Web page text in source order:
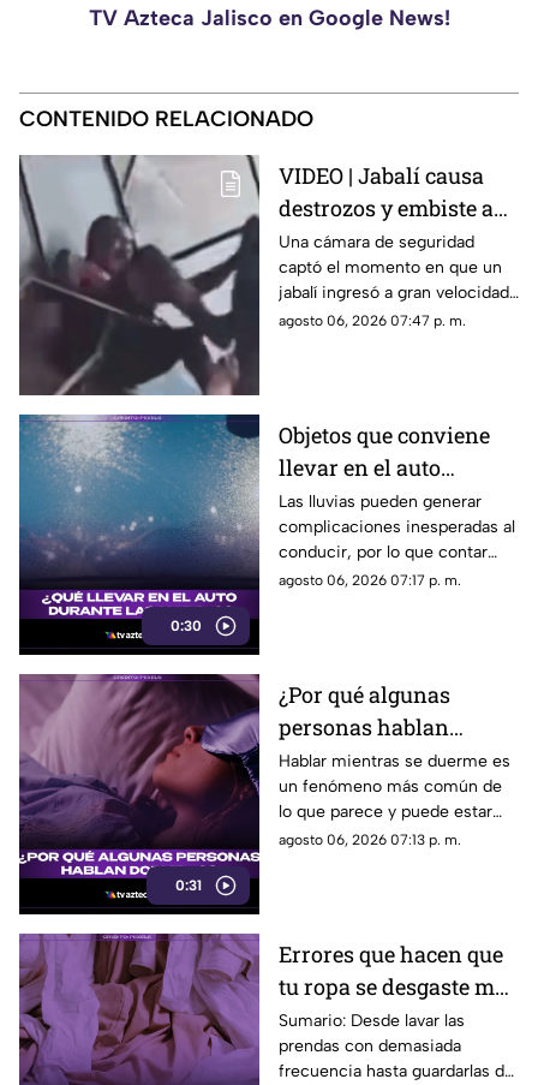
TV Azteca Jalisco en Google News!
CONTENIDO RELACIONADO
VIDEO | Jabalí causa
destrozos y embiste a
clientes luego de entrar
a un negocio
Una cámara de seguridad
captó el momento en que un
jabalí ingresó a gran velocidad
a un establecimiento en la
agosto 06, 2026 07:47 p. m.
0:30
Objetos que conviene
llevar en el auto
durante la temporada
de lluvias
Las lluvias pueden generar
complicaciones inesperadas al
conducir, por lo que contar
con algunos objetos básicos
agosto 06, 2026 07:17 p. m.
0:31
¿Por qué algunas
personas hablan
dormidas?
Hablar mientras se duerme es
un fenómeno más común de
lo que parece y puede estar
relacionado con factores como
agosto 06, 2026 07:13 p. m.
Errores que hacen que
tu ropa se desgaste más
rápido
Sumario: Desde lavar las
prendas con demasiada
frecuencia hasta guardarlas de